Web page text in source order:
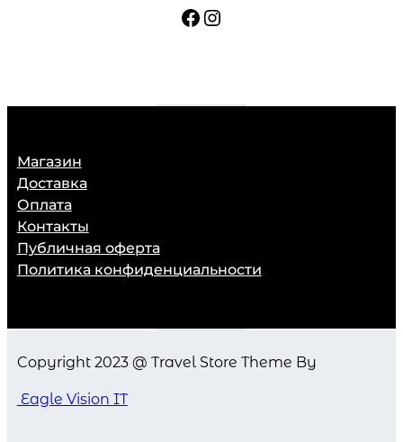
Facebook
Instagram
Магазин
Доставка
Оплата
Контакты
Публичная оферта
Политика конфиденциальности
Copyright 2023 @ Travel Store Theme By
Eagle Vision IT